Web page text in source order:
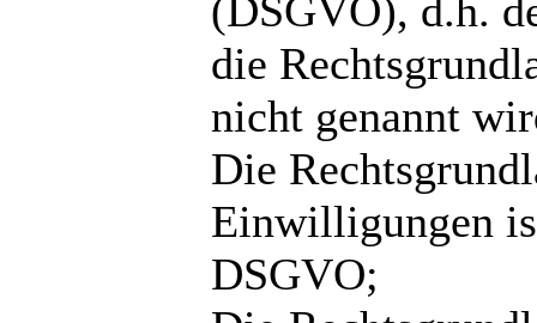
(DSGVO), d.h.
die
nicht genannt
Die
Einwilligungen
DSGVO;